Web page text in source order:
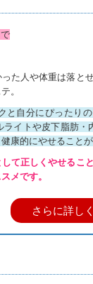
た人や体重は落と
。
と自分にぴったり
イトや皮下脂肪・
康的にやせることが
て正しくやせること
メです。
さらに詳し